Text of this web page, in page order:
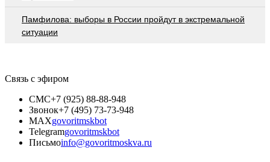
Памфилова: выборы в России пройдут в экстремальной
ситуации
Связь с эфиром
СМС+7 (925) 88-88-948
Звонок+7 (495) 73-73-948
MAXgovoritmskbot
Telegramgovoritmskbot
Письмоinfo@govoritmoskva.ru